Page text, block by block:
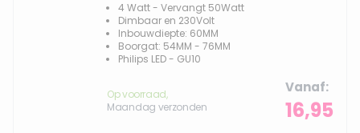
4 Watt - Vervangt 50Watt
Dimbaar en 230Volt
Inbouwdiepte: 60MM
Boorgat: 54MM - 76MM
Philips LED - GU10
Op voorraad,
Maandag verzonden
Vanaf
16,95